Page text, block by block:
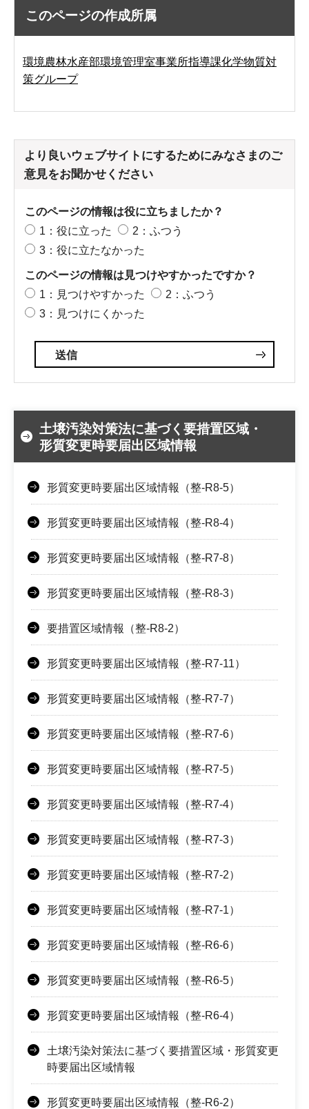
このページの作成所属
環境農林水産部環境管理室事業所指導課化学物質対
策グループ
より良いウェブサイトにするためにみなさまのご
意見をお聞かせください
このページの情報は役に立ちましたか？
1：役に立った
2：ふつう
3：役に立たなかった
このページの情報は見つけやすかったですか？
1：見つけやすかった
2：ふつう
3：見つけにくかった
土壌汚染対策法に基づく要措置区域・
形質変更時要届出区域情報
形質変更時要届出区域情報（整-R8-5）
形質変更時要届出区域情報（整-R8-4）
形質変更時要届出区域情報（整-R7-8）
形質変更時要届出区域情報（整-R8-3）
要措置区域情報（整-R8-2）
形質変更時要届出区域情報（整-R7-11）
形質変更時要届出区域情報（整-R7-7）
形質変更時要届出区域情報（整-R7-6）
形質変更時要届出区域情報（整-R7-5）
形質変更時要届出区域情報（整-R7-4）
形質変更時要届出区域情報（整-R7-3）
形質変更時要届出区域情報（整-R7-2）
形質変更時要届出区域情報（整-R7-1）
形質変更時要届出区域情報（整-R6-6）
形質変更時要届出区域情報（整-R6-5）
形質変更時要届出区域情報（整-R6-4）
土壌汚染対策法に基づく要措置区域・形質変更
時要届出区域情報
形質変更時要届出区域情報（整-R6-2）